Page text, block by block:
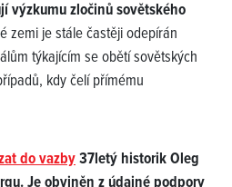
výzkumu zločinů sovětského
zemi je stále častěji odepírán
týkajícím se obětí sovětských
kdy čelí přímému
do vazby37letý historik Oleg